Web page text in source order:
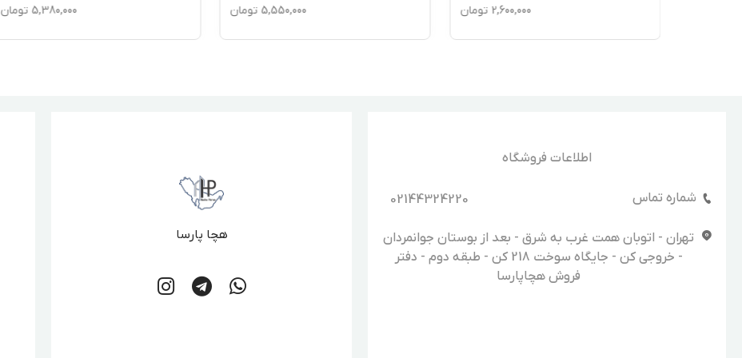
2,600,000 تومان 5,550,000 تومان 5,380,000 تومان
اطلاعات فروشگاه
شماره تماس 02144324220
تهران - اتوبان همت غرب به شرق - بعد از بوستان جوانمردان
- خروجی کن - جایگاه سوخت 218 کن - طبقه دوم - دفتر
فروش هچاپارسا
هچا پارسا